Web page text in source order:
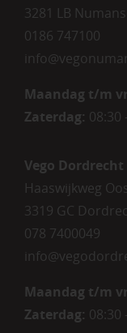
3281 LB
0186 747100
Maandag t/m
Zaterdag: 08:30
Vego Dordrecht
Haaswijkweg
3319 GC
078 7400049
Maandag t/m
Zaterdag: 08:30